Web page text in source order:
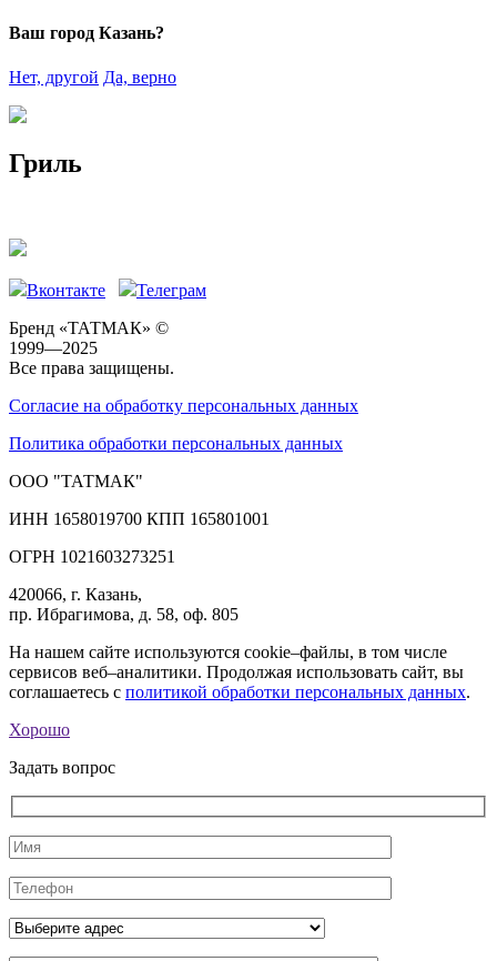
Ваш город Казань?
Нет, другой Да, верно
Гриль
Вконтакте
Телеграм
Бренд «ТАТМАК» ©
1999—2025
Все права защищены.
Согласие на обработку персональных данных
Политика обработки персональных данных
ООО "ТАТМАК"
ИНН 1658019700 КПП 165801001
ОГРН 1021603273251
420066, г. Казань,
пр. Ибрагимова, д. 58, оф. 805
На нашем сайте используются cookie–файлы, в том числе
сервисов веб–аналитики. Продолжая использовать сайт, вы
соглашаетесь с политикой обработки персональных данных.
Хорошо
Задать вопрос